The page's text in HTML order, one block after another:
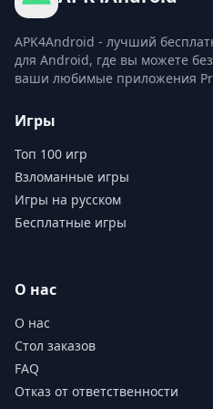
APK4Android - лучший
для Android, где вы можете
ваши любимые приложения
Игры
Топ 100 игр
Взломанные игры
Игры на русском
Бесплатные игры
О нас
О нас
Стол заказов
FAQ
Отказ от ответственности